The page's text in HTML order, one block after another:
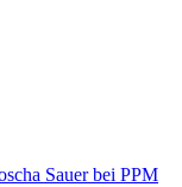
Sauer bei PPM